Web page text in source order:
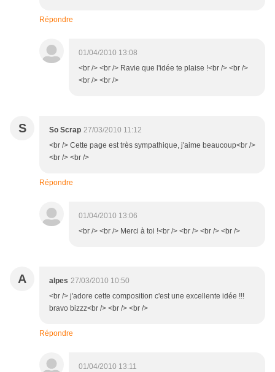
Répondre
01/04/2010 13:08
<br /> <br /> Ravie que l'idée te plaise !<br /> <br />
<br /> <br />
S So Scrap 27/03/2010 11:12
<br /> Cette page est très sympathique, j'aime beaucoup<br />
<br /> <br />
Répondre
01/04/2010 13:06
<br /> <br /> Merci à toi !<br /> <br /> <br /> <br />
A alpes 27/03/2010 10:50
<br /> j'adore cette composition c'est une excellente idée !!!
bravo bizzz<br /> <br /> <br />
Répondre
01/04/2010 13:11